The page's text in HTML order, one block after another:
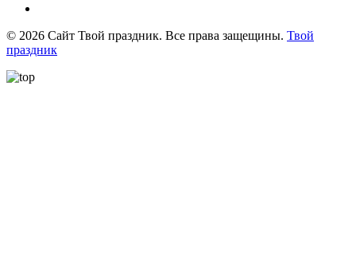
© 2026 Сайт Твой праздник. Все права защещины. Твой
праздник